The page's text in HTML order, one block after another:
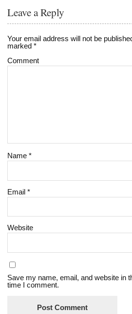
Leave a Reply
Your email address will not be
marked*
Comment
Name*
Email*
Website
Save my name, email, and website in
time I comment.